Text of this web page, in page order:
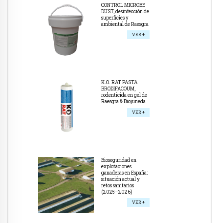
CONTROL MICROBE
DUST, desinfección de
superficies y
ambiental de Raesgra
VER +
K.O. RAT PASTA
BRODIFACOUM,
rodenticida en gel de
Raesgra & Biojuneda
VER +
Bioseguridad en
explotaciones
ganaderas en España:
situación actual y
retos sanitarios
(2025–2026)
VER +